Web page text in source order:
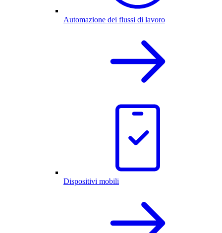
Automazione dei flussi di lavoro
Dispositivi mobili